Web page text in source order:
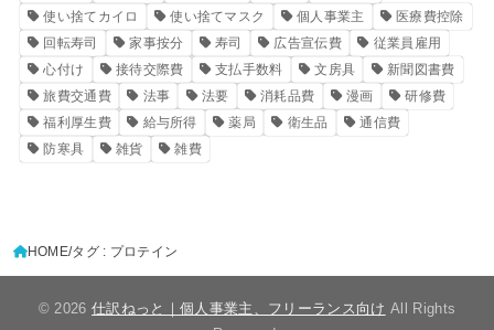
使い捨てカイロ
使い捨てマスク 個人事業主
医療費控除
回転寿司
家事按分 寿司 広告宣伝費
従業員雇用
心付け
接待交際費 支払手数料 文房具
新聞図書費
旅費交通費
法事 法要 消耗品費 漫画
研修費
福利厚生費
給与所得 薬局 衛生品
通信費
防寒具
雑貨 雑費
HOME タグ : プロテイン
© 2026仕訳ねっと｜個人事業主、フリーランス向け All Rights